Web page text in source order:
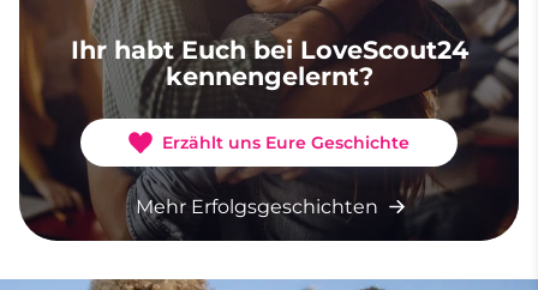
Ihr habt Euch bei LoveScout24
kennengelernt?
Erzählt uns Eure Geschichte
Mehr Erfolgsgeschichten